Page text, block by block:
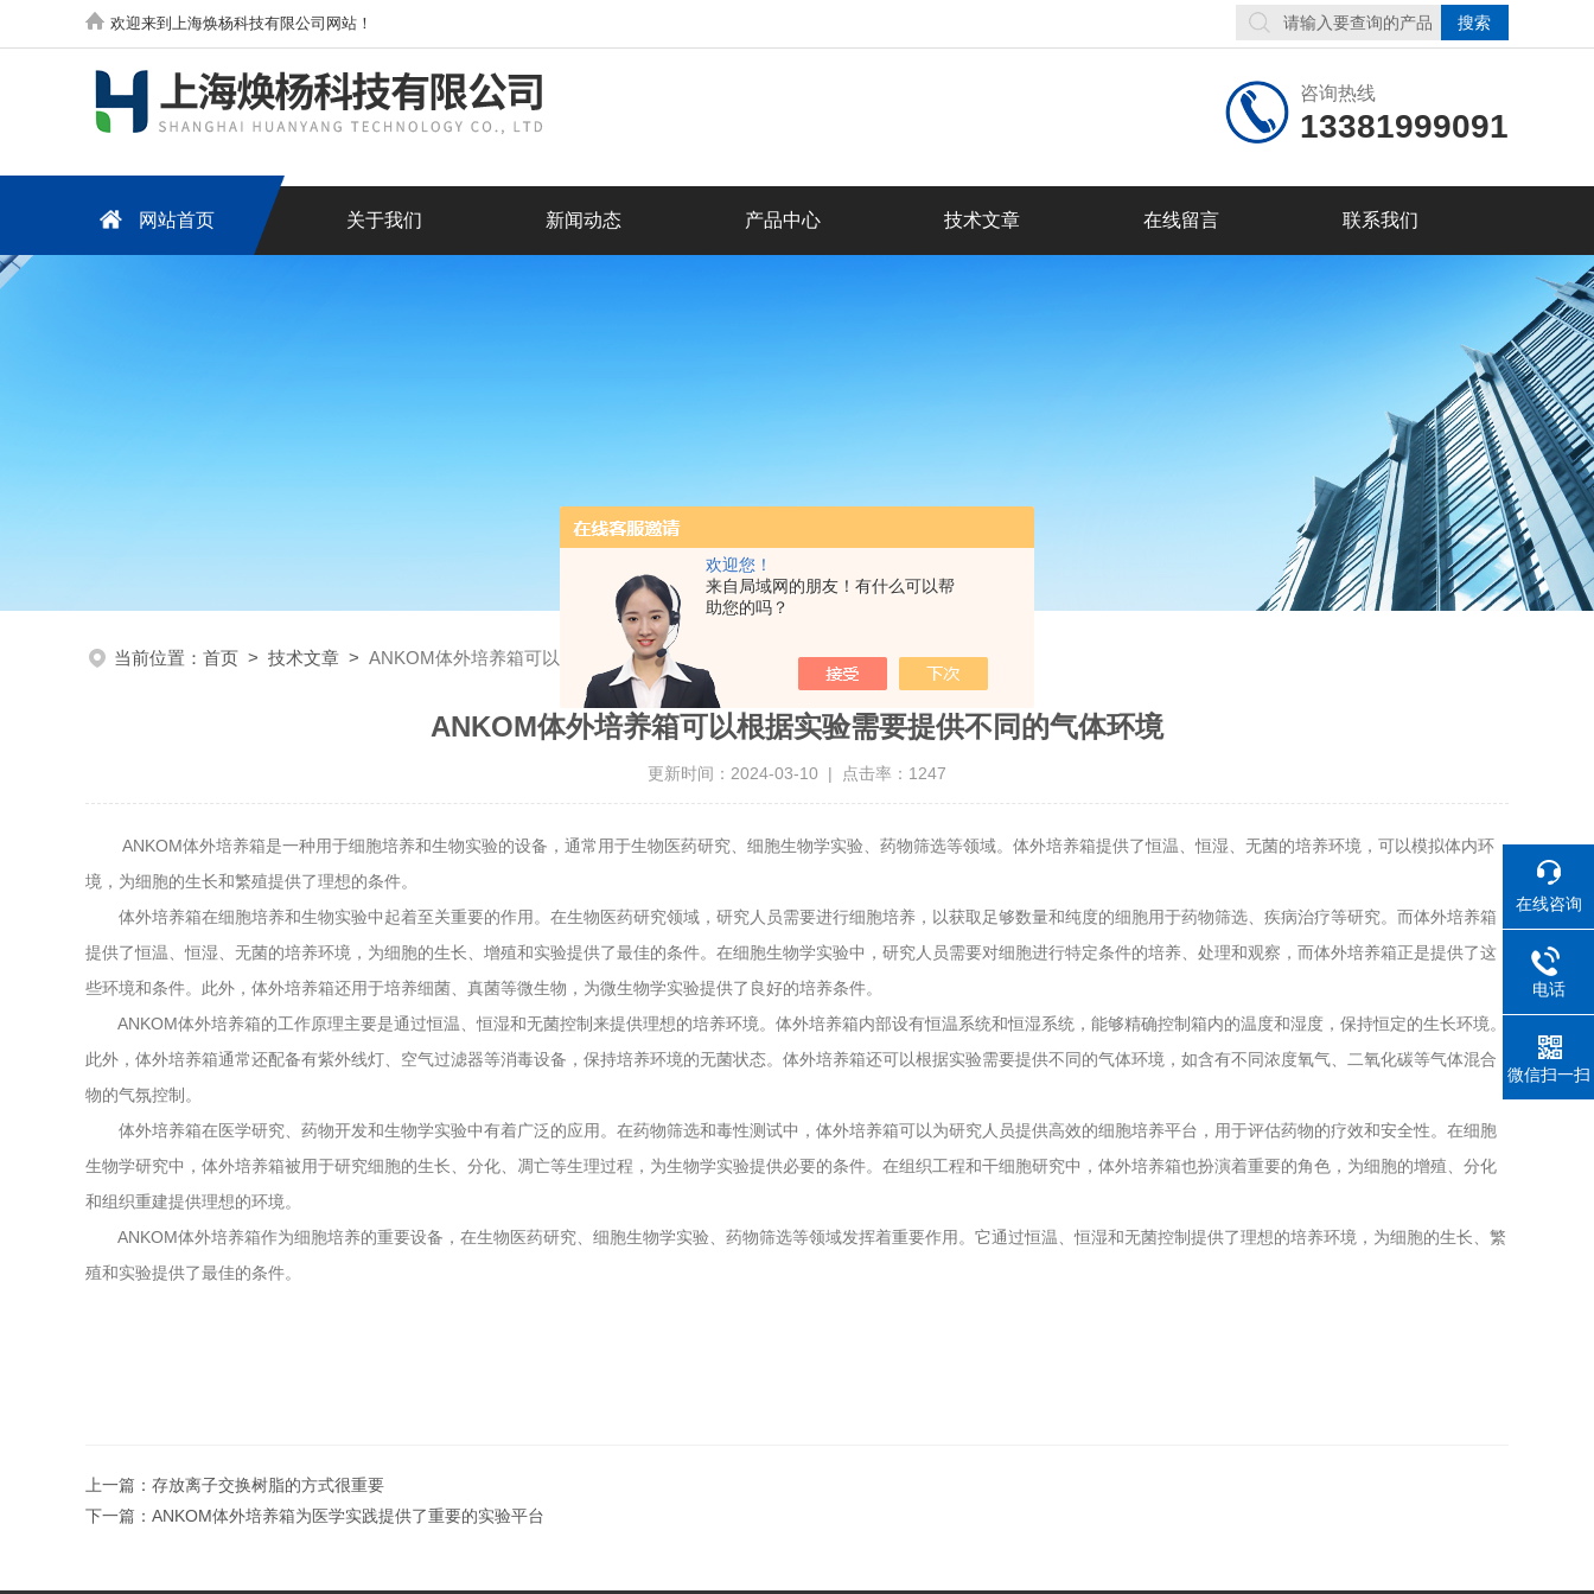
欢迎您！
来自局域网的朋友！有什么可以帮
助您的吗？
欢迎来到上海焕杨科技有限公司网站！
咨询热线
13381999091
网站首页 关于我们 新闻动态 产品中心 技术文章 在线留言 联系我们
当前位置： 首页 > 技术文章 > ANKOM体外培养箱可以根据实验需要提供不同的气体环境
ANKOM体外培养箱可以根据实验需要提供不同的气体环境
更新时间：2024-03-10 | 点击率：1247
ANKOM体外培养箱是一种用于细胞培养和生物实验的设备，通常用于生物医药研究、细胞生物学实验、药物筛选等领域。体外培养箱提供了恒温、恒湿、无菌的培养环境，可以模拟体内环
境，为细胞的生长和繁殖提供了理想的条件。
体外培养箱在细胞培养和生物实验中起着至关重要的作用。在生物医药研究领域，研究人员需要进行细胞培养，以获取足够数量和纯度的细胞用于药物筛选、疾病治疗等研究。而体外培养箱
提供了恒温、恒湿、无菌的培养环境，为细胞的生长、增殖和实验提供了最佳的条件。在细胞生物学实验中，研究人员需要对细胞进行特定条件的培养、处理和观察，而体外培养箱正是提供了这
些环境和条件。此外，体外培养箱还用于培养细菌、真菌等微生物，为微生物学实验提供了良好的培养条件。
ANKOM体外培养箱的工作原理主要是通过恒温、恒湿和无菌控制来提供理想的培养环境。体外培养箱内部设有恒温系统和恒湿系统，能够精确控制箱内的温度和湿度，保持恒定的生长环境。
此外，体外培养箱通常还配备有紫外线灯、空气过滤器等消毒设备，保持培养环境的无菌状态。体外培养箱还可以根据实验需要提供不同的气体环境，如含有不同浓度氧气、二氧化碳等气体混合
物的气氛控制。
体外培养箱在医学研究、药物开发和生物学实验中有着广泛的应用。在药物筛选和毒性测试中，体外培养箱可以为研究人员提供高效的细胞培养平台，用于评估药物的疗效和安全性。在细胞
生物学研究中，体外培养箱被用于研究细胞的生长、分化、凋亡等生理过程，为生物学实验提供必要的条件。在组织工程和干细胞研究中，体外培养箱也扮演着重要的角色，为细胞的增殖、分化
和组织重建提供理想的环境。
ANKOM体外培养箱作为细胞培养的重要设备，在生物医药研究、细胞生物学实验、药物筛选等领域发挥着重要作用。它通过恒温、恒湿和无菌控制提供了理想的培养环境，为细胞的生长、繁
殖和实验提供了最佳的条件。
上一篇： 存放离子交换树脂的方式很重要
下一篇： ANKOM体外培养箱为医学实践提供了重要的实验平台
在线咨询
电话
微信扫一扫